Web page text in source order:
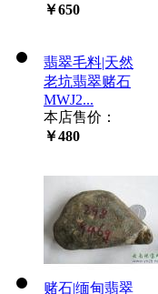
￥650
翡翠毛料|天然
老坑翡翠赌石
MWJ2...
本店售价：
￥480
赌石|缅甸翡翠